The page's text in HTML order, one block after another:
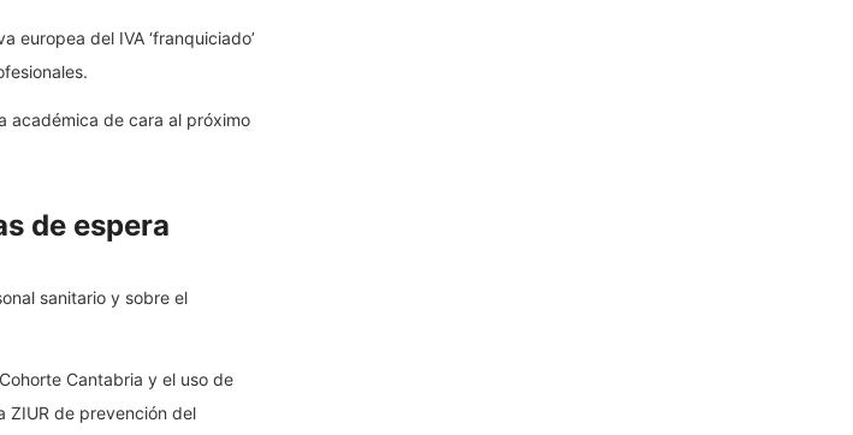
europea del IVA ‘franquiciado’
académica de cara al próximo
de espera
sanitario y sobre el
Cantabria y el uso de
ZIUR de prevención del